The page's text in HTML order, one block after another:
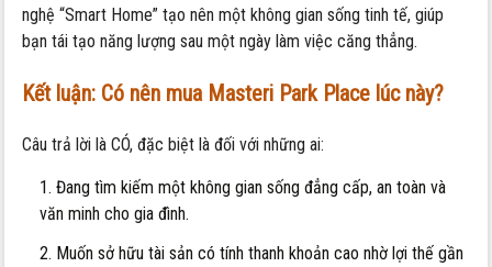
nghệ “Smart Home” tạo nên một không gian sống tinh tế, giúp
bạn tái tạo năng lượng sau một ngày làm việc căng thẳng.
Kết luận: Có nên mua Masteri Park Place lúc này?
Câu trả lời là CÓ, đặc biệt là đối với những ai:
Đang tìm kiếm một không gian sống đẳng cấp, an toàn và
văn minh cho gia đình.
Muốn sở hữu tài sản có tính thanh khoản cao nhờ lợi thế gần